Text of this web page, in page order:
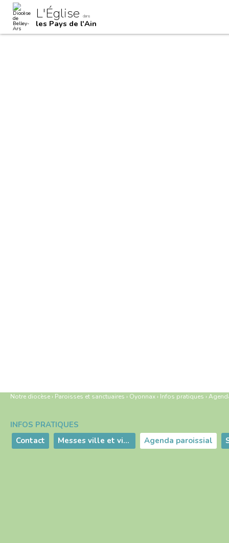
contenu.
Outils
personnels
L'Église dans
les Pays de l'Ain
Notre diocèse › Paroisses et sanctuaires › Oyonnax › Infos pratiques ›
Navigation
INFOS PRATIQUES
Contact
Messes ville et villages Agenda paroissial